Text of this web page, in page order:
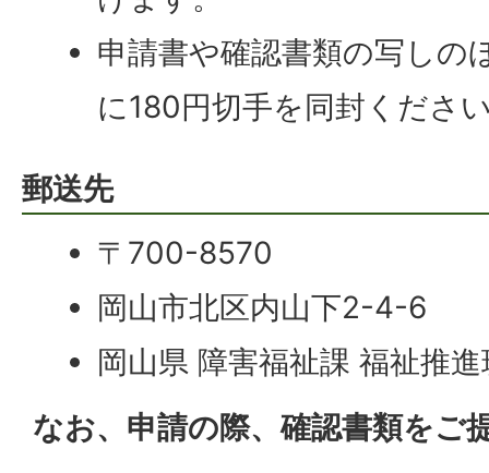
申請書や確認書類の写しの
に180円切手を同封くださ
郵送先
〒700-8570
岡山市北区内山下2-4-6
岡山県 障害福祉課 福祉推
なお、申請の際、確認書類をご